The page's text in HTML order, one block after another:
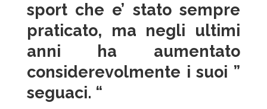
sport che e’ stato sempre
praticato, ma negli ultimi
anni ha aumentato
considerevolmente i suoi ”
seguaci. “